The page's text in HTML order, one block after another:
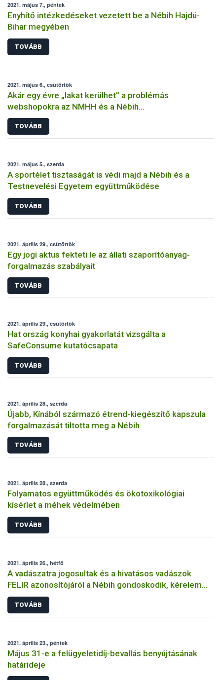
2021. május 7., péntek
Enyhítő intézkedéseket vezetett be a Nébih Hajdú-
Bihar megyében
TOVÁBB
2021. május 6., csütörtök
Akár egy évre „lakat kerülhet” a problémás
webshopokra az NMHH és a Nébih
együttműködésének köszönhetően
TOVÁBB
2021. május 5., szerda
A sportélet tisztaságát is védi majd a Nébih és a
Testnevelési Egyetem együttműködése
TOVÁBB
2021. április 29., csütörtök
Egy jogi aktus fekteti le az állati szaporítóanyag-
forgalmazás szabályait
TOVÁBB
2021. április 29., csütörtök
Hat ország konyhai gyakorlatát vizsgálta a
SafeConsume kutatócsapata
TOVÁBB
2021. április 28., szerda
Újabb, Kínából származó étrend-kiegészítő kapszula
forgalmazását tiltotta meg a Nébih
TOVÁBB
2021. április 28., szerda
Folyamatos együttműködés és ökotoxikológiai
kísérlet a méhek védelmében
TOVÁBB
2021. április 26., hétfő
A vadászatra jogosultak és a hivatásos vadászok
FELIR azonosítójáról a Nébih gondoskodik, kérelem
sem szükséges hozzá
TOVÁBB
2021. április 23., péntek
Május 31-e a felügyeletidíj-bevallás benyújtásának
határideje